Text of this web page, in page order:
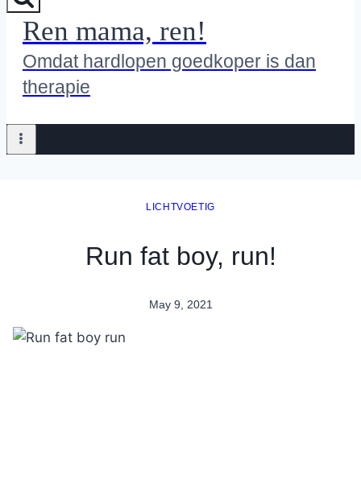
Ren mama, ren!
Omdat hardlopen goedkoper is dan
therapie
LICHTVOETIG
Run fat boy, run!
By
May 9, 2021